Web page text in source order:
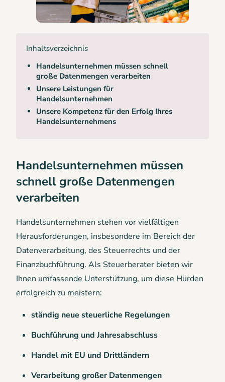
Inhaltsverzeichnis
Handelsunternehmen müssen schnell
große Datenmengen verarbeiten
Unsere Leistungen für
Handelsunternehmen
Unsere Kompetenz für den Erfolg Ihres
Handelsunternehmens
Handelsunternehmen müssen
schnell große Datenmengen
verarbeiten
Handelsunternehmen stehen vor vielfältigen
Herausforderungen, insbesondere im Bereich der
Datenverarbeitung, des Steuerrechts und der
Finanzbuchführung. Als Steuerberater bieten wir
Ihnen umfassende Unterstützung, um diese Hürden
erfolgreich zu meistern:
ständig neue steuerliche Regelungen
Buchführung und Jahresabschluss
Handel mit EU und Drittländern
Verarbeitung großer Datenmengen